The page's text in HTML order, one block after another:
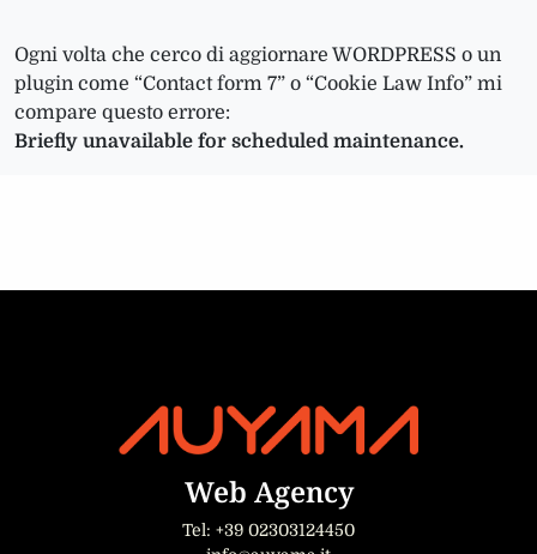
Ogni volta che cerco di aggiornare WORDPRESS o un
plugin come “Contact form 7” o “Cookie Law Info” mi
compare questo errore:
Briefly unavailable for scheduled maintenance.
Web Agency
Tel: +39 02303124450